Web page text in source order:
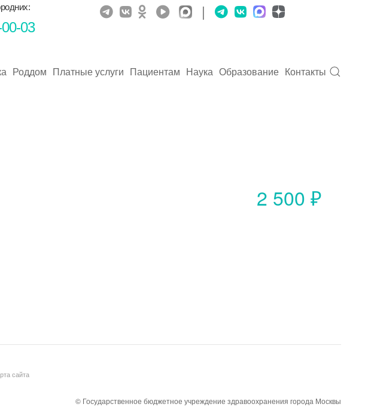
03
|
Роддом Платные услуги Пациентам Наука Образование Контакты
2 500 ₽
сайта
© Государственное бюджетное учреждение здравоохранения города Москвы